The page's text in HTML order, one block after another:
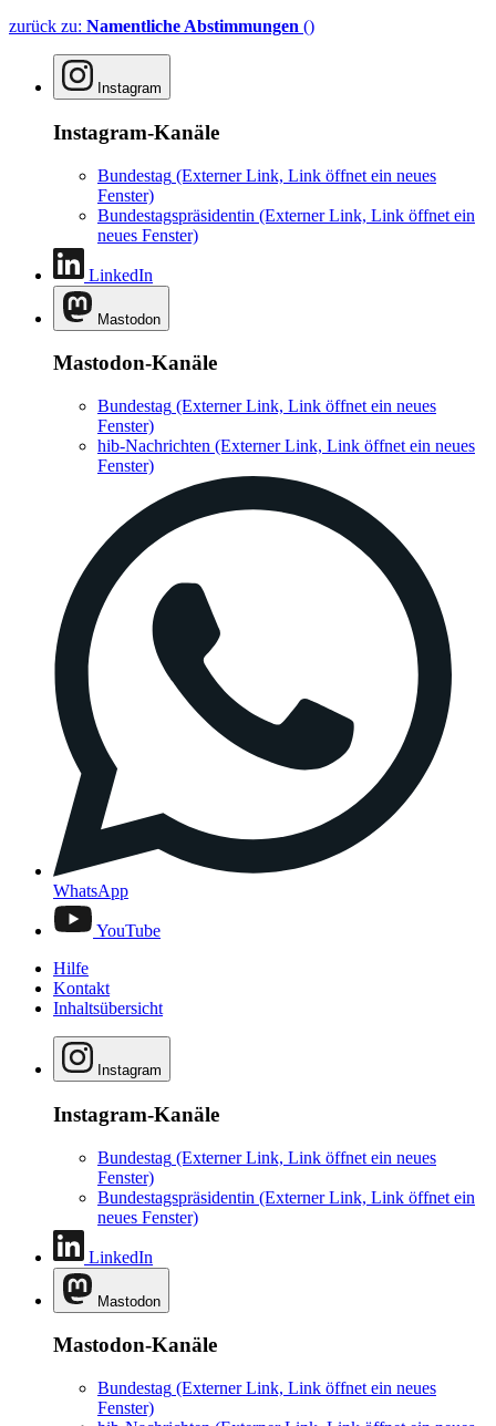
zurück zu: Namentliche Abstimmungen ()
Instagram
Instagram-Kanäle
Bundestag (Externer Link, Link öffnet ein neues
Fenster)
Bundestagspräsidentin (Externer Link, Link öffnet ein
neues Fenster)
LinkedIn
Mastodon
Mastodon-Kanäle
Bundestag (Externer Link, Link öffnet ein neues
Fenster)
hib-Nachrichten (Externer Link, Link öffnet ein neues
Fenster)
WhatsApp
YouTube
Hilfe
Kontakt
Inhaltsübersicht
Instagram
Instagram-Kanäle
Bundestag (Externer Link, Link öffnet ein neues
Fenster)
Bundestagspräsidentin (Externer Link, Link öffnet ein
neues Fenster)
LinkedIn
Mastodon
Mastodon-Kanäle
Bundestag (Externer Link, Link öffnet ein neues
Fenster)